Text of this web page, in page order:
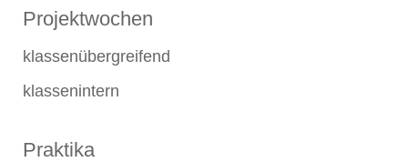
Projektwochen
klassenübergreifend
klassenintern
Praktika